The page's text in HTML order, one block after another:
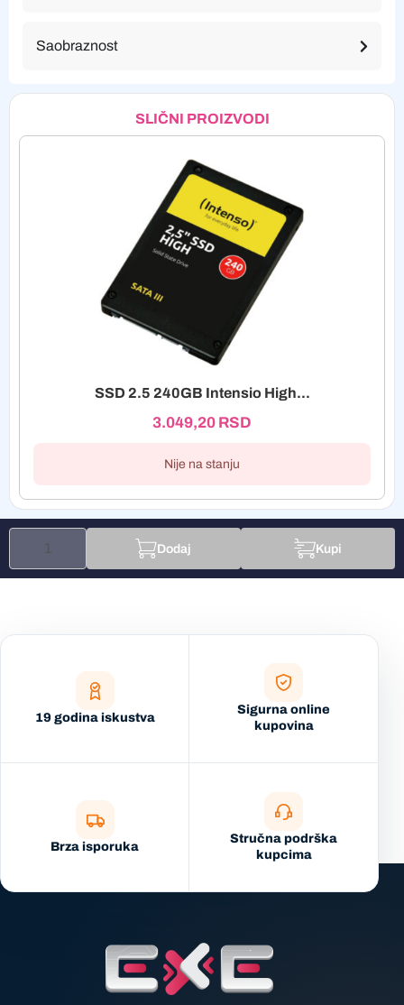
Saobraznost
SLIČNI PROIZVODI
SSD 2.5 240GB Intensio High...
3.049,20 RSD
Nije na stanju
Dodaj Kupi
19 godina iskustva
Sigurna online
kupovina
Brza isporuka
Stručna podrška
kupcima